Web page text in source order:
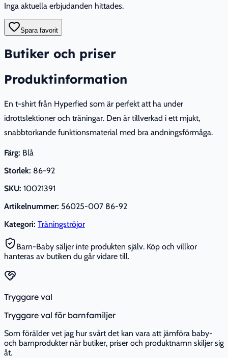
Inga aktuella erbjudanden hittades.
Spara favorit
Butiker och priser
Produktinformation
En t-shirt från Hyperfied som är perfekt att ha under
idrottslektioner och träningar. Den är tillverkad i ett mjukt,
snabbtorkande funktionsmaterial med bra andningsförmåga.
Färg: Blå
Storlek: 86-92
SKU: 10021391
Artikelnummer: 56025-007 86-92
Kategori: Träningströjor
Barn-Baby säljer inte produkten själv. Köp och villkor
hanteras av butiken du går vidare till.
Tryggare val
Tryggare val för barnfamiljer
Som förälder vet jag hur svårt det kan vara att jämföra baby-
och barnprodukter när butiker, priser och produktnamn skiljer sig
åt.